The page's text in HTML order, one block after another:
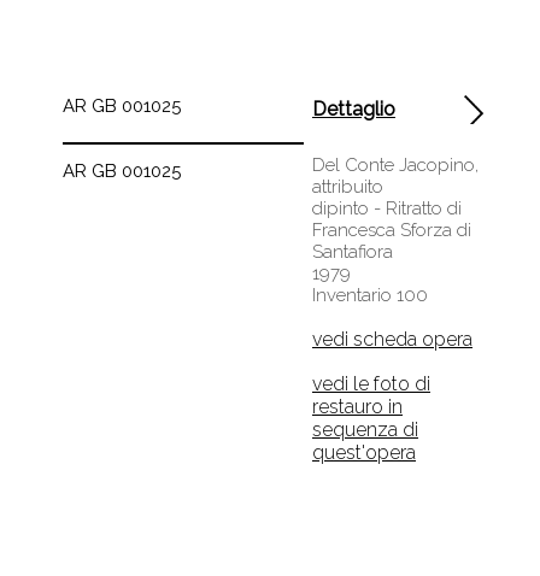
AR GB 001025
AR GB 001025
Dettaglio
Del Conte Jacopino,
attribuito
dipinto - Ritratto di
Francesca Sforza di
Santafiora
1979
Inventario 100
vedi scheda opera
vedi le foto di
restauro in
sequenza di
quest'opera